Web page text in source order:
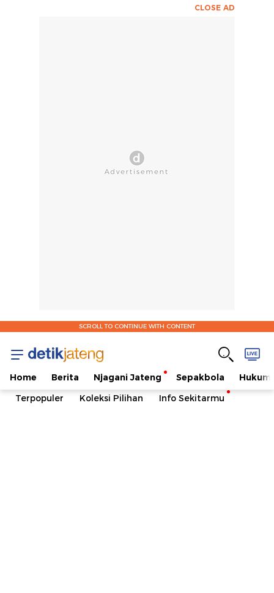
CLOSE AD
SCROLL TO CONTINUE WITH CONTENT
Home Berita Njagani Jateng Sepakbola
Hukum
Terpopuler
Koleksi Pilihan Info Sekitarmu